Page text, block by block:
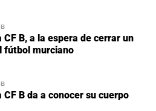
CF B, a la espera de cerrar un
fútbol murciano
CF B da a conocer su cuerpo